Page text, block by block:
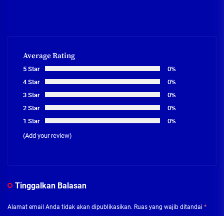
Average Rating
5 Star
0%
4 Star
0%
3 Star
0%
2 Star
0%
1 Star
0%
(Add your review)
Tinggalkan Balasan
Alamat email Anda tidak akan dipublikasikan. Ruas yang wajib ditandai *